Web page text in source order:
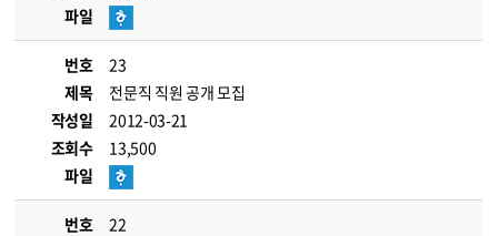
파일
번호
23
제목
전문직 직원 공개 모집
작성일
2012-03-21
조회수
13,500
파일
번호
22